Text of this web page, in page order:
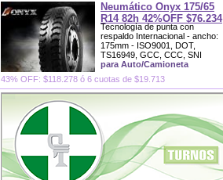
Neumático Onyx 175/65
R14 82h 42%OFF $76.234
Tecnología de punta con
respaldo Internacional - ancho:
175mm - ISO9001, DOT,
TS16949, GCC, CCC, SNI
para Auto/Camioneta
43% OFF: $118.278 ó 6 cuotas de $19.713